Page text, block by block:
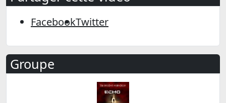
FacebookTwitter
Groupe